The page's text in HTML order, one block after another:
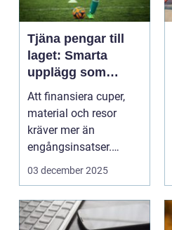
Tjäna pengar till
laget: Smarta
upplägg som
håller i längden
Att finansiera cuper,
material och resor
kräver mer än
engångsinsatser.
Många ...
03 december 2025